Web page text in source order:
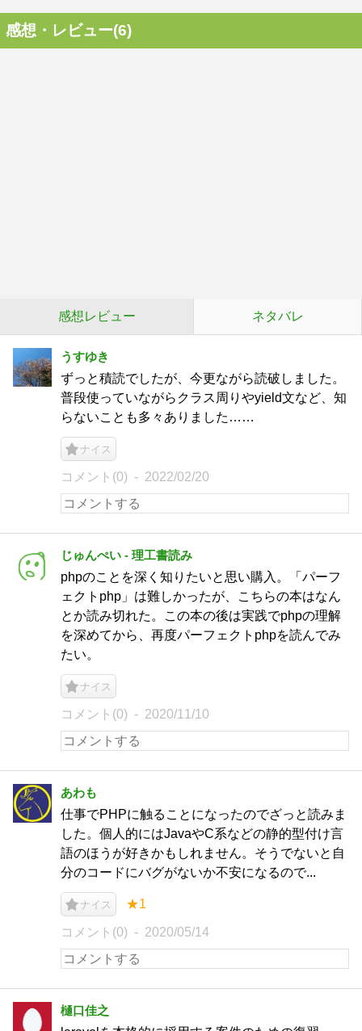
感想・レビュー(6)
感想レビュー ネタバレ
うすゆき
ずっと積読でしたが、今更ながら読破しました。
普段使っていながらクラス周りやyield文など、知
らないことも多々ありました……
ナイス
コメント(0) 2022/02/20
じゅんぺい - 理工書読み
phpのことを深く知りたいと思い購入。「パーフ
ェクトphp」は難しかったが、こちらの本はなん
とか読み切れた。この本の後は実践でphpの理解
を深めてから、再度パーフェクトphpを読んでみ
たい。
ナイス
コメント(0) 2020/11/10
あわも
仕事でPHPに触ることになったのでざっと読みま
した。個人的にはJavaやC系などの静的型付け言
語のほうが好きかもしれません。そうでないと自
分のコードにバグがないか不安になるので...
ナイス ★1
コメント(0) 2020/05/14
樋口佳之